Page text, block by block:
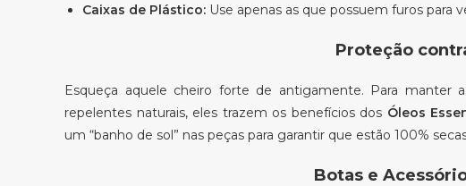
Caixas de Plástico: Use apenas as que possuem furos para
Proteção
Esqueça aquele cheiro forte de antigamente. Para manter
repelentes naturais, eles trazem os benefícios dos Óleos
um “banho de sol” nas peças para garantir que estão 100%
Botas e